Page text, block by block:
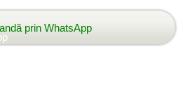
prin WhatsApp